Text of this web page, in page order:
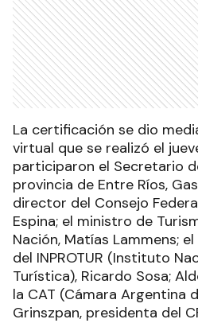
La certificación se dio
virtual que se realizó el
participaron el Secretario
provincia de Entre Ríos,
director del Consejo
Espina; el ministro de
Nación, Matías Lammens;
del INPROTUR (Instituto
Turística), Ricardo Sosa;
la CAT (Cámara Argentina
Grinszpan, presidenta del